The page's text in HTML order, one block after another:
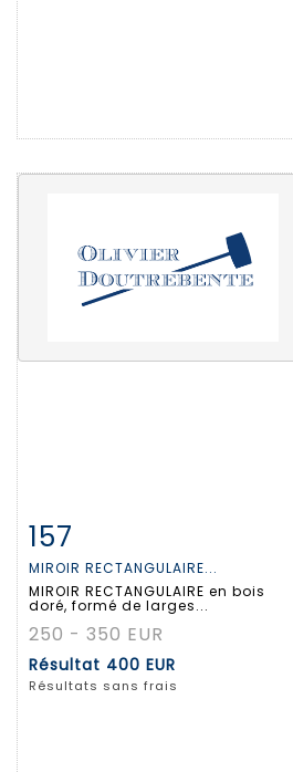
Fiche détaillée
157
MIROIR RECTANGULAIRE...
MIROIR RECTANGULAIRE en bois
doré, formé de larges...
250 - 350 EUR
Résultat 400 EUR
Résultats sans frais